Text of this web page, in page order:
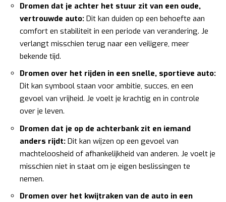
Dromen dat je achter het stuur zit van een oude,
vertrouwde auto: Dit kan duiden op een behoefte aan
comfort en stabiliteit in een periode van verandering. Je
verlangt misschien terug naar een veiligere, meer
bekende tijd.
Dromen over het rijden in een snelle, sportieve auto:
Dit kan symbool staan voor ambitie, succes, en een
gevoel van vrijheid. Je voelt je krachtig en in controle
over je leven.
Dromen dat je op de achterbank zit en iemand
anders rijdt: Dit kan wijzen op een gevoel van
machteloosheid of afhankelijkheid van anderen. Je voelt je
misschien niet in staat om je eigen beslissingen te
nemen.
Dromen over het kwijtraken van de auto in een